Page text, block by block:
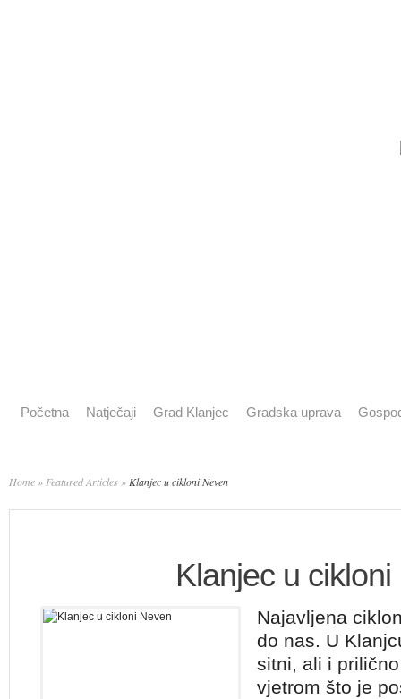
Početna Natječaji Grad Klanjec Gradska uprava
Home » Featured Articles » Klanjec u cikloni Neven
Klanjec u
Najavljena
do nas. U
sitni, ali i
vjetrom što je